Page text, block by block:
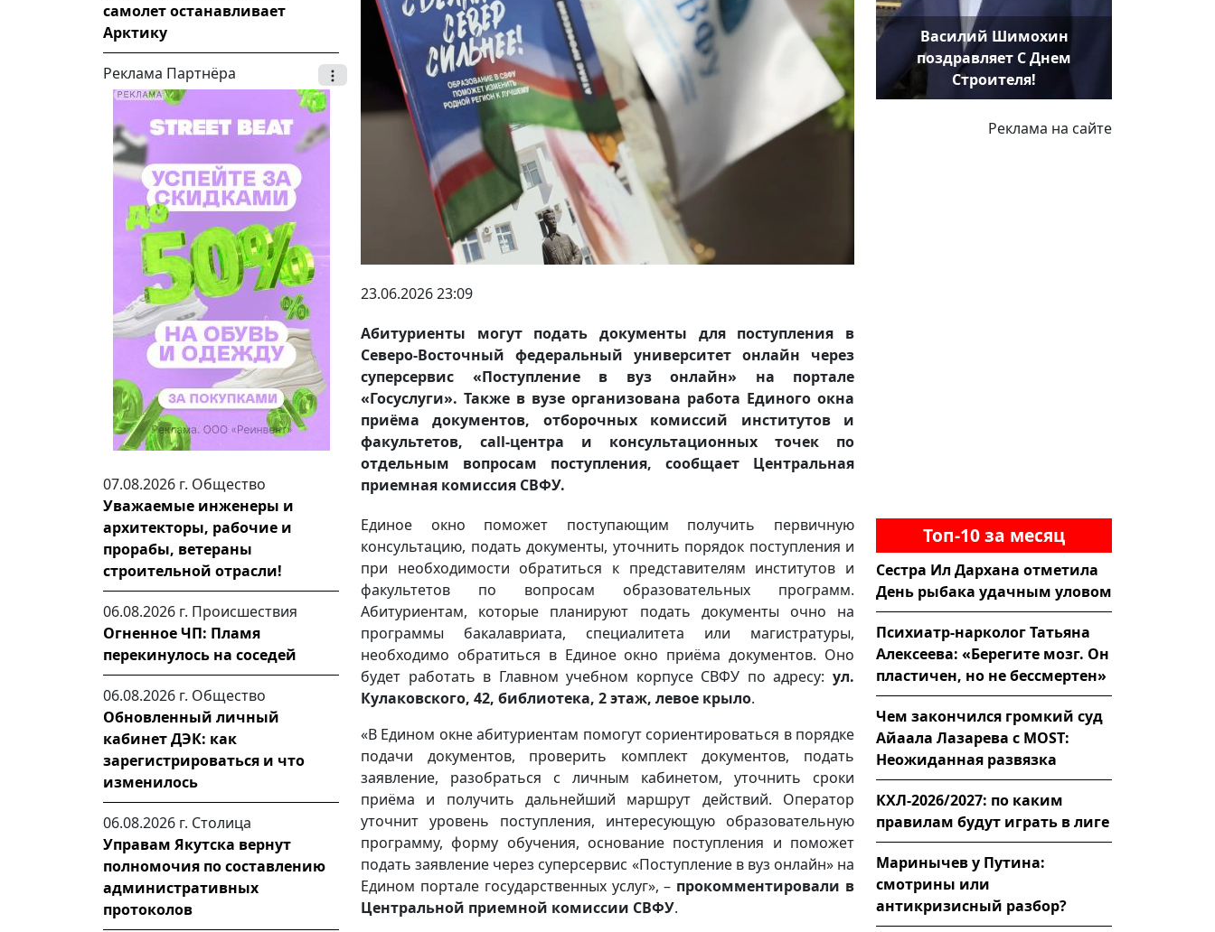
самолет останавливает
Арктику
Реклама Партнёра
07.08.2026 г. Общество
Уважаемые инженеры и
архитекторы, рабочие и
прорабы, ветераны
строительной отрасли!
06.08.2026 г. Происшествия
Огненное ЧП: Пламя
перекинулось на соседей
06.08.2026 г. Общество
Обновленный личный
кабинет ДЭК: как
зарегистрироваться и что
изменилось
06.08.2026 г. Столица
Управам Якутска вернут
полномочия по составлению
административных
протоколов
23.06.2026 23:09
Абитуриенты могут подать документы для поступления в
Северо-Восточный федеральный университет онлайн через
суперсервис «Поступление в вуз онлайн» на портале
«Госуслуги». Также в вузе организована работа Единого окна
приёма документов, отборочных комиссий институтов и
факультетов, call-центра и консультационных точек по
отдельным вопросам поступления, сообщает Центральная
приемная комиссия СВФУ.
Единое окно поможет поступающим получить первичную
консультацию, подать документы, уточнить порядок поступления и
при необходимости обратиться к представителям институтов и
факультетов по вопросам образовательных программ.
Абитуриентам, которые планируют подать документы очно на
программы бакалавриата, специалитета или магистратуры,
необходимо обратиться в Единое окно приёма документов. Оно
будет работать в Главном учебном корпусе СВФУ по адресу: ул.
Кулаковского, 42, библиотека, 2 этаж, левое крыло.
«В Едином окне абитуриентам помогут сориентироваться в порядке
подачи документов, проверить комплект документов, подать
заявление, разобраться с личным кабинетом, уточнить сроки
приёма и получить дальнейший маршрут действий. Оператор
уточнит уровень поступления, интересующую образовательную
программу, форму обучения, основание поступления и поможет
подать заявление через суперсервис «Поступление в вуз онлайн» на
Едином портале государственных услуг», – прокомментировали в
Центральной приемной комиссии СВФУ.
Василий Шимохин
поздравляет С Днем
Строителя!
Реклама на сайте
Топ-10 за месяц
Сестра Ил Дархана отметила
День рыбака удачным уловом
Психиатр-нарколог Татьяна
Алексеева: «Берегите мозг. Он
пластичен, но не бессмертен»
Чем закончился громкий суд
Айаала Лазарева с MOST:
Неожиданная развязка
КХЛ-2026/2027: по каким
правилам будут играть в лиге
Маринычев у Путина:
смотрины или
антикризисный разбор?